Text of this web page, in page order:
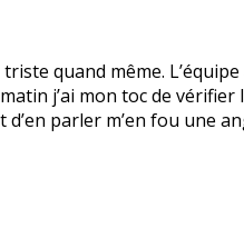
quand même.
j’ai mon toc de
parler m’en fou une